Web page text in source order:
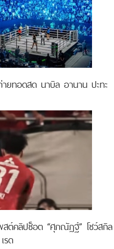
ยทอดสด นาบิล อานาน ปะทะ
สต์คลิปช็อต “ศุภณัฏฐ์” โชว์สกิล
รด